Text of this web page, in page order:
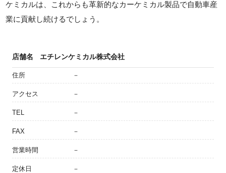
ケミカルは、これからも革新的なカーケミカル製品で自動車産
業に貢献し続けるでしょう。
店舗名 エチレンケミカル株式会社
住所 －
アクセス －
TEL －
FAX －
営業時間 －
定休日 －